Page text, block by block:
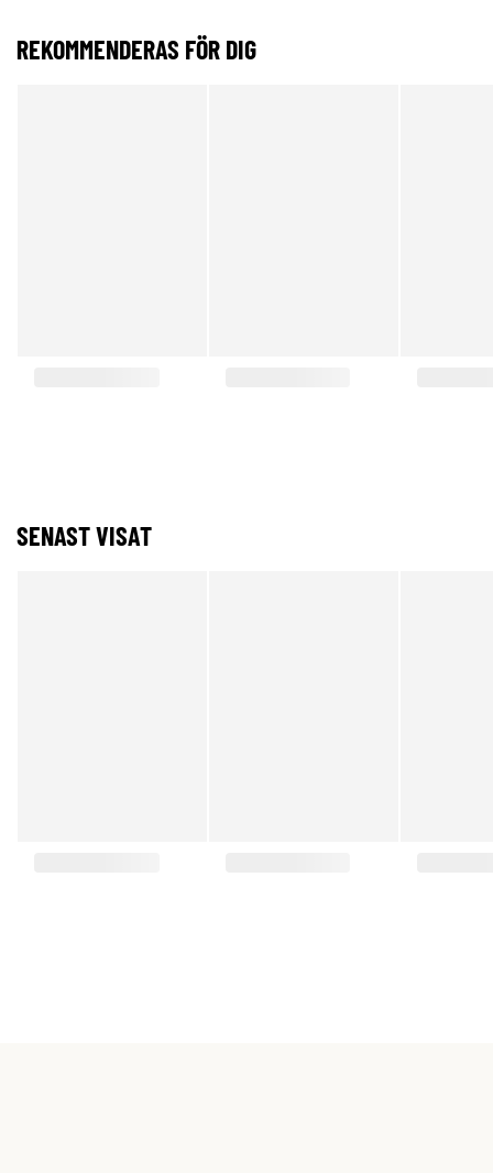
REKOMMENDERAS FÖR DIG
SENAST VISAT